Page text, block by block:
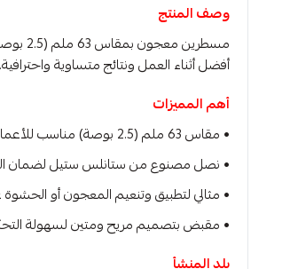
وصف المنتج
أفضل أثناء العمل ونتائج متساوية واحترافية.
أهم المميزات
• مقاس 63 ملم (2.5 بوصة) مناسب للأعمال الدقيقة والمتوسطة.
• نصل مصنوع من ستانلس ستيل لضمان
• مثالي لتطبيق وتنعيم المعجون أو
• مقبض بتصميم مريح ومتين لسهولة
بلد المنشأ